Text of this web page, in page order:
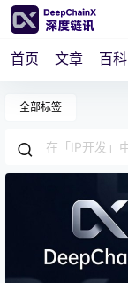
首页 文章 百科
全部标签